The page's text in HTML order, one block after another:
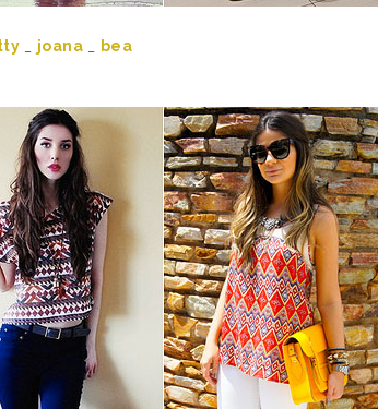
joana bea